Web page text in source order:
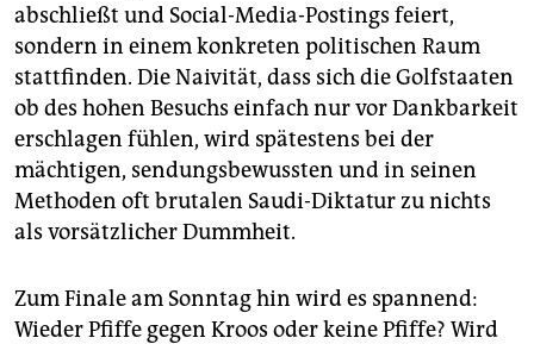
abschließt und Social-Media-Postings feiert,
sondern in einem konkreten politischen Raum
stattfinden. Die Naivität, dass sich die Golfstaaten
ob des hohen Besuchs einfach nur vor Dankbarkeit
erschlagen fühlen, wird spätestens bei der
mächtigen, sendungsbewussten und in seinen
Methoden oft brutalen Saudi-Diktatur zu nichts
als vorsätzlicher Dummheit.
Zum Finale am Sonntag hin wird es spannend:
Wieder Pfiffe gegen Kroos oder keine Pfiffe? Wird